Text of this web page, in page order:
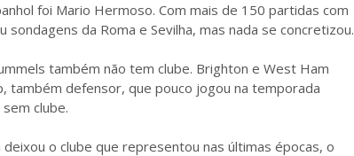
foi Mario Hermoso. Com mais de 150 partidas com
da Roma e Sevilha, mas nada se concretizou.
também não tem clube. Brighton e West Ham
também defensor, que pouco jogou na temporada
clube.
o clube que representou nas últimas épocas, o